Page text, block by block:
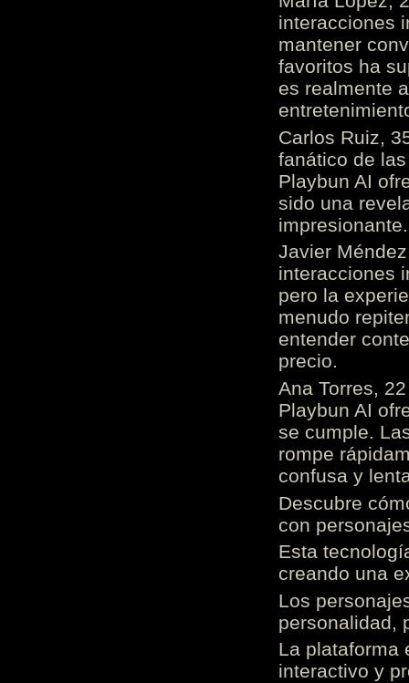
interacciones
mantener
favoritos ha
es realmente
Carlos Ruiz,
fanático de
Playbun AI
sido una
Javier
interacciones
pero la
menudo
entender
precio.
Ana Torres,
Playbun AI
se cumple.
rompe
confusa y
Descubre
con
Esta
creando una
Los
personalidad,
La plataforma
interactivo y